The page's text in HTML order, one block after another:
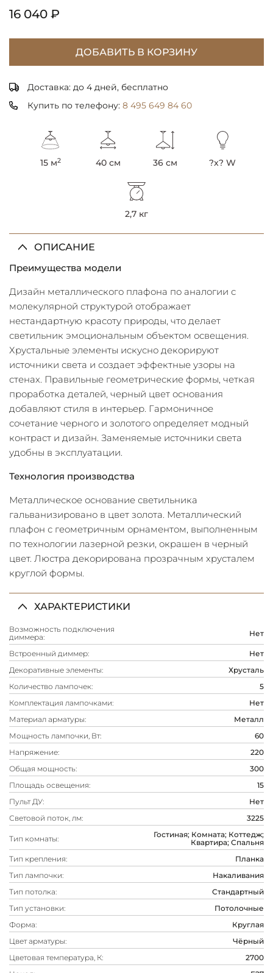
16 040 ₽
ДОБАВИТЬ В КОРЗИНУ
Доставка: до 4 дней, бесплатно
Купить по телефону: 8 495 649 84 60
15 м2 40 см 36 см ?x? W
2,7 кг
ОПИСАНИЕ
Преимущества модели
Дизайн металлического плафона по аналогии с
молекулярной структурой отображает
нестандартную красоту природы, что делает
светильник эмоциональным объектом освещения.
Хрустальные элементы искусно декорируют
источники света и создает эффектные узоры на
стенах. Правильные геометрические формы, четкая
проработка деталей, черный цвет основания
добавляют стиля в интерьер. Гармоничное
сочетание черного и золотого определяет модный
контраст и дизайн. Заменяемые источники света
удобны в эксплуатации.
Технология производства
Металлическое основание светильника
гальванизировано в цвет золота. Металлический
плафон с геометричным орнаментом, выполненным
по технологии лазерной резки, окрашен в черный
цвет. Люстра декорирована прозрачным хрусталем
круглой формы.
ХАРАКТЕРИСТИКИ
Возможность подключения
диммера:
Нет
Встроенный диммер:
Нет
Декоративные элементы:
Хрусталь
Количество лампочек:
5
Комплектация лампочками:
Нет
Материал арматуры:
Металл
Мощность лампочки, Вт:
60
Напряжение:
220
Общая мощность:
300
Площадь освещения:
15
Пульт ДУ:
Нет
Световой поток, лм:
3225
Тип комнаты:
Гостиная; Комната; Коттедж;
Квартира; Спальня
Тип крепления:
Планка
Тип лампочки:
Накаливания
Тип потолка:
Стандартный
Тип установки:
Потолочные
Форма:
Круглая
Цвет арматуры:
Чёрный
Цветовая температура, К:
2700